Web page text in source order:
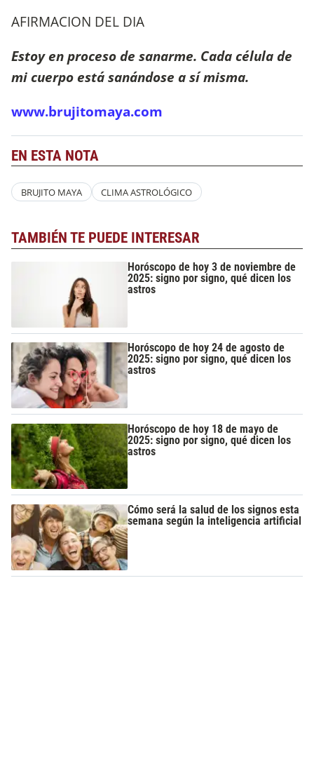
AFIRMACION DEL DIA
Estoy en proceso de sanarme. Cada célula de
mi cuerpo está sanándose a sí misma.
www.brujitomaya.com
EN ESTA NOTA
BRUJITO MAYA CLIMA ASTROLÓGICO
TAMBIÉN TE PUEDE INTERESAR
Horóscopo de hoy 3 de noviembre de
2025: signo por signo, qué dicen los
astros
Horóscopo de hoy 24 de agosto de
2025: signo por signo, qué dicen los
astros
Horóscopo de hoy 18 de mayo de
2025: signo por signo, qué dicen los
astros
Cómo será la salud de los signos esta
semana según la inteligencia artificial